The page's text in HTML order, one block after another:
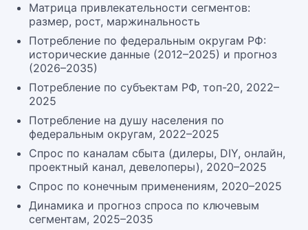
Матрица привлекательности сегментов:
размер, рост, маржинальность
Потребление по федеральным округам РФ:
исторические данные (2012–2025) и прогноз
(2026–2035)
Потребление по субъектам РФ, топ-20, 2022–
2025
Потребление на душу населения по
федеральным округам, 2022–2025
Спрос по каналам сбыта (дилеры, DIY, онлайн,
проектный канал, девелоперы), 2020–2025
Спрос по конечным применениям, 2020–2025
Динамика и прогноз спроса по ключевым
сегментам, 2025–2035